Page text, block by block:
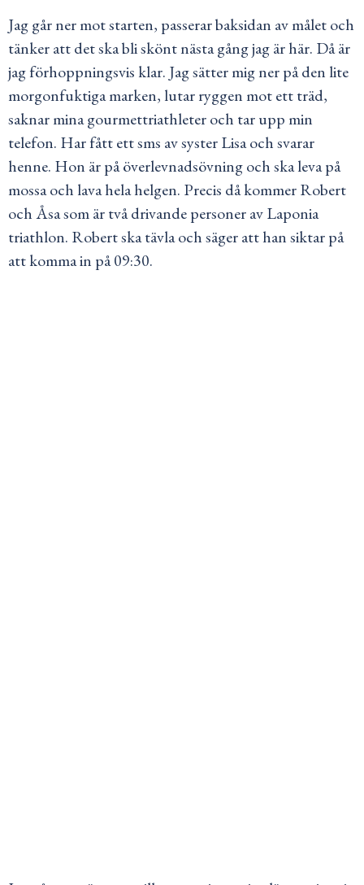
Jag går ner mot starten, passerar baksidan av målet och
tänker att det ska bli skönt nästa gång jag är här. Då är
jag förhoppningsvis klar. Jag sätter mig ner på den lite
morgonfuktiga marken, lutar ryggen mot ett träd,
saknar mina gourmettriathleter och tar upp min
telefon. Har fått ett sms av syster Lisa och svarar
henne. Hon är på överlevnadsövning och ska leva på
mossa och lava hela helgen. Precis då kommer Robert
och Åsa som är två drivande personer av Laponia
triathlon. Robert ska tävla och säger att han siktar på
att komma in på 09:30.